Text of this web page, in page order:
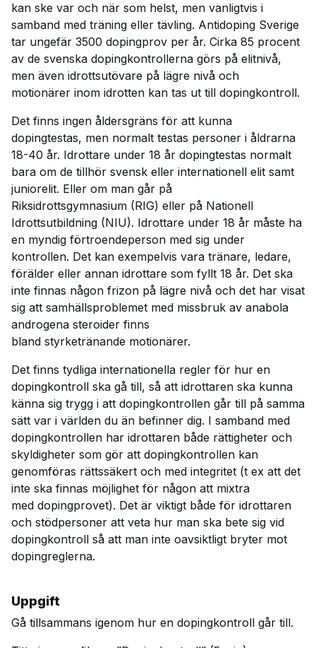
kan ske var och när som helst, men vanligtvis i
samband med träning eller tävling. Antidoping Sverige
tar ungefär 3500 dopingprov per år. Cirka 85 procent
av de svenska dopingkontrollerna görs på elitnivå,
men även idrottsutövare på lägre nivå och
motionärer inom idrotten kan tas ut till dopingkontroll.
Det finns ingen åldersgräns för att kunna
dopingtestas, men normalt testas personer i åldrarna
18-40 år. Idrottare under 18 år dopingtestas normalt
bara om de tillhör svensk eller internationell elit samt
juniorelit. Eller om man går på
Riksidrottsgymnasium (RIG) eller på Nationell
Idrottsutbildning (NIU). Idrottare under 18 år måste ha
en myndig förtroendeperson med sig under
kontrollen. Det kan exempelvis vara tränare, ledare,
förälder eller annan idrottare som fyllt 18 år. Det ska
inte finnas någon frizon på lägre nivå och det har visat
sig att samhällsproblemet med missbruk av anabola
androgena steroider finns
bland styrketränande motionärer.
Det finns tydliga internationella regler för hur en
dopingkontroll ska gå till, så att idrottaren ska kunna
känna sig trygg i att dopingkontrollen går till på samma
sätt var i världen du än befinner dig. I samband med
dopingkontrollen har idrottaren både rättigheter och
skyldigheter som gör att dopingkontrollen kan
genomföras rättssäkert och med integritet (t ex att det
inte ska finnas möjlighet för någon att mixtra
med dopingprovet). Det är viktigt både för idrottaren
och stödpersoner att veta hur man ska bete sig vid
dopingkontroll så att man inte oavsiktligt bryter mot
dopingreglerna.
Uppgift
Gå tillsammans igenom hur en dopingkontroll går till.